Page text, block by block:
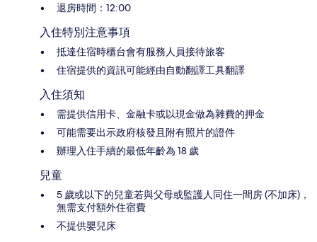
退房時間：12:00
入住特別注意事項
抵達住宿時櫃台會有服務人員接待旅客
住宿提供的資訊可能經由自動翻譯工具翻譯
入住須知
需提供信用卡、金融卡或以現金做為雜費的押金
可能需要出示政府核發且附有照片的證件
辦理入住手續的最低年齡為 18 歲
兒童
5 歲或以下的兒童若與父母或監護人同住一間房 (不加床)，
無需支付額外住宿費
不提供嬰兒床